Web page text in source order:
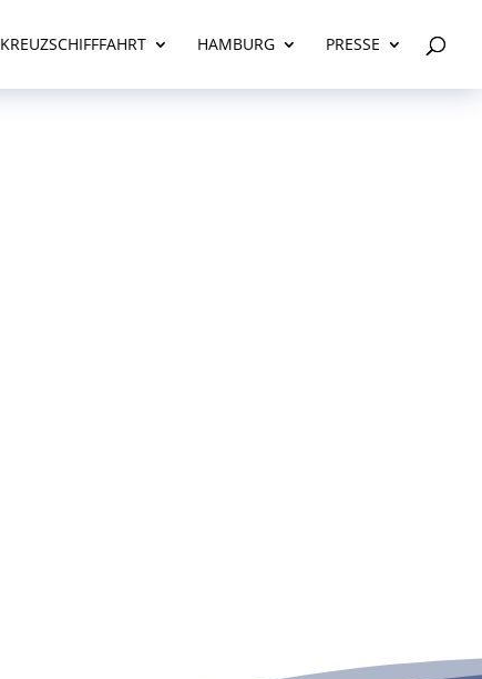
KREUZSCHIFFFAHRT HAMBURG PRESSE